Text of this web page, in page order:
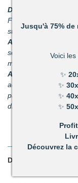
Détente et
Faites disparaître les
stress du quotidien.
Améliore votre
sentiment d’avoir fait
mains.
Activité pour les
adaptés pour les
parfait pour
diamant pour les
Détails du produit
Jusqu'à 75%
Voici
✨
✨
✨
✨
Découvrez la